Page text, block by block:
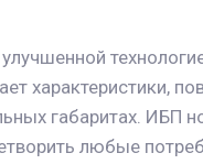
характеристики,
габаритах. ИБП
любые